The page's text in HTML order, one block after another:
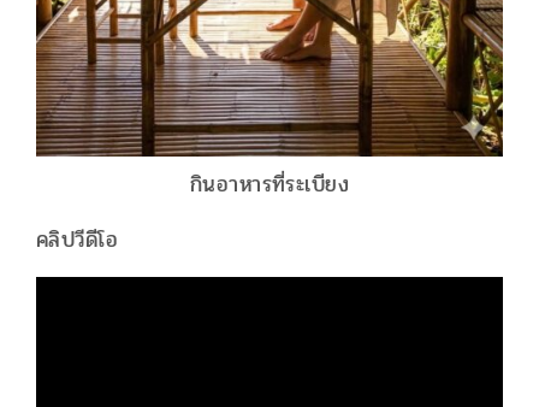
กินอาหารที่ระเบียง
คลิปวีดีโอ